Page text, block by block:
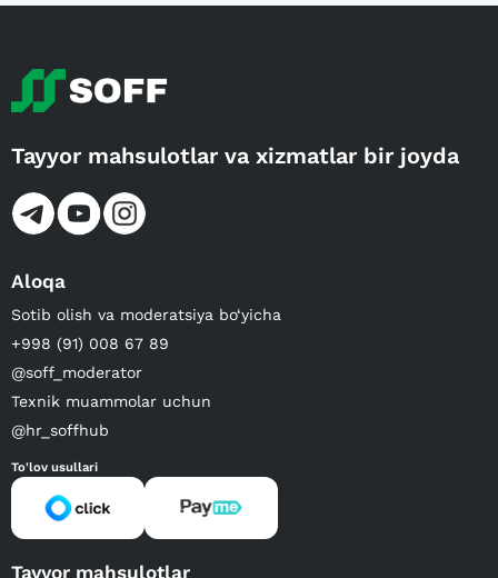
Tayyor mahsulotlar va xizmatlar bir joyda
Aloqa
Sotib olish va moderatsiya bo‘yicha
+998 (91) 008 67 89
@soff_moderator
Texnik muammolar uchun
@hr_soffhub
To'lov usullari
Tayyor mahsulotlar